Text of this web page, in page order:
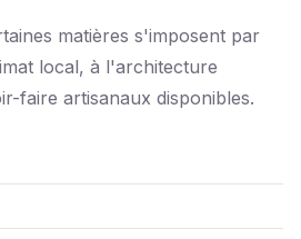
matières s'imposent par
local, à l'architecture
faire artisanaux disponibles.